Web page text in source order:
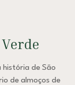
história de São
de almoços de